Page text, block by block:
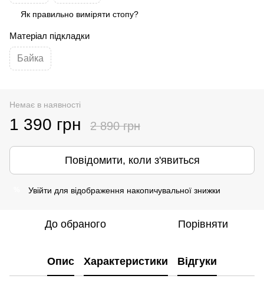
Як правильно виміряти стопу?
Матеріал підкладки
Байка
Немає в наявності
1 390 грн 2 890 грн
Повідомити, коли з'явиться
Увійти для відображення накопичувальної знижки
До обраного Порівняти
Опис Характеристики Відгуки